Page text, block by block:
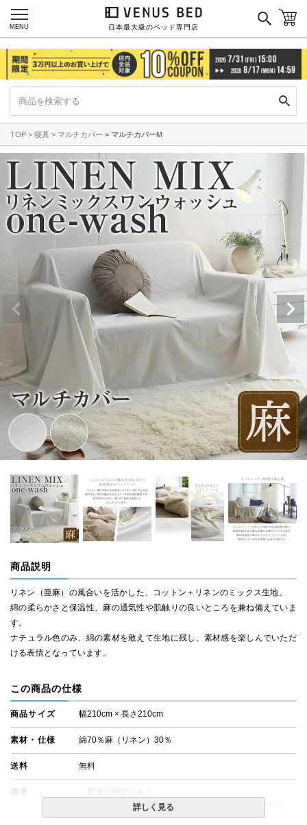
日本最大級のベッド専門店
MENU
TOP 寝具 マルチカバー マルチカバーM
商品説明
リネン（亜麻）の風合いを活かした、コットン＋リネンのミックス生地。
綿の柔らかさと保温性、麻の通気性や肌触りの良いところを兼ね備えていま
す。
ナチュラル色のみ、綿の素材を敢えて生地に残し、素材感を楽しんでいただ
ける表情となっています。
この商品の仕様
商品サイズ 幅210cm × 長さ210cm
素材・仕様 綿70％麻（リネン）30％
送料 無料
備考
・配達日指定ＯＫ！
※できる限り実際の色を再現するよう心がけております
が、閲覧環境により誤差がでる場合がございますのでご了
詳しく見る